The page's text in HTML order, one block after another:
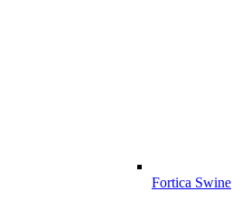
Fortica Swine